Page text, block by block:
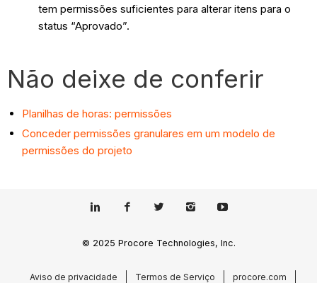
tem permissões suficientes para alterar itens para o
status “Aprovado”.
Não deixe de conferir
Planilhas de horas: permissões
Conceder permissões granulares em um modelo de
permissões do projeto
© 2025 Procore Technologies, Inc.
Aviso de privacidade Termos de Serviço
procore.com